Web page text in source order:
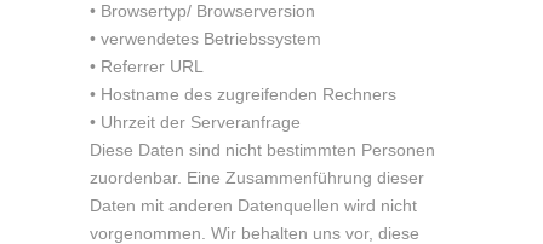
• Browsertyp/ Browserversion
• verwendetes Betriebssystem
• Referrer URL
• Hostname des zugreifenden Rechners
• Uhrzeit der Serveranfrage
Diese Daten sind nicht bestimmten Personen
zuordenbar. Eine Zusammenführung dieser
Daten mit anderen Datenquellen wird nicht
vorgenommen. Wir behalten uns vor, diese